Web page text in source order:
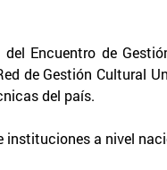
Encuentro de
de Gestión Cultural
del país.
instituciones a nivel